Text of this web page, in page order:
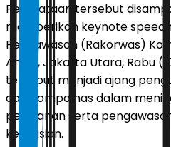
Pernyataan tersebut
memberikan keynote
Pengawasan (Rakorwas)
Ancol, Jakarta Utara, Rabu
tersebut menjadi ajang
dan Kompolnas dalam
pelayanan serta
kepolisian.